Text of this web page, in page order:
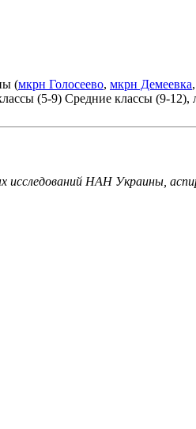
(мкрн Голосеево, мкрн Демеевка,
(5-9) Средние классы (9-12),
исследований НАН Украины,